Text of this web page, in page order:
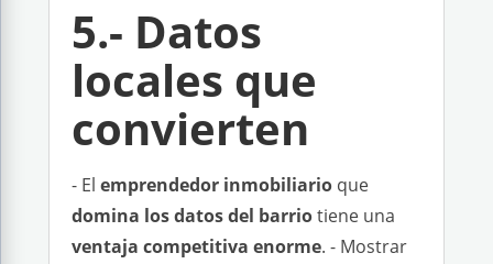
5.- Datos
locales que
convierten
- El emprendedor inmobiliario que
domina los datos del barriotiene una
ventaja competitiva enorme. - Mostrar